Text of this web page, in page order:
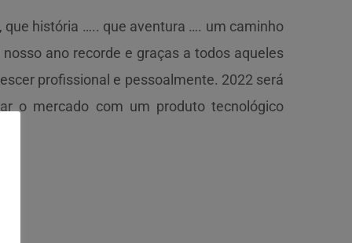
que história ….. que aventura …. um caminho
ano recorde e graças a todos aqueles
profissional e pessoalmente. 2022 será
o mercado com um produto tecnológico